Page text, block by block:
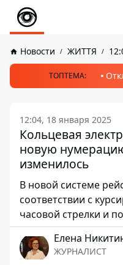
Новости ЖИТТЯ
ТОПТЕМА:
12:04, 18 января 2025
Кольцевая
новую
изменилось
В новой системе
соответствии с
часовой стрелки и
Елена
ЖУРНАЛИСТ